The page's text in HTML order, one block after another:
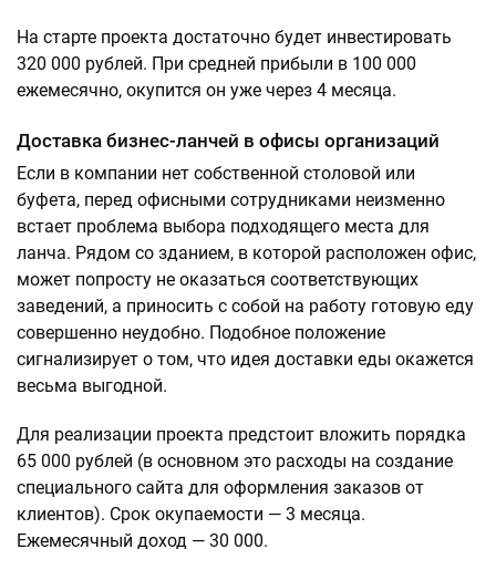
На старте проекта достаточно будет инвестировать
320 000 рублей. При средней прибыли в 100 000
ежемесячно, окупится он уже через 4 месяца.
Доставка бизнес-ланчей в офисы организаций
Если в компании нет собственной столовой или
буфета, перед офисными сотрудниками неизменно
встает проблема выбора подходящего места для
ланча. Рядом со зданием, в которой расположен офис,
может попросту не оказаться соответствующих
заведений, а приносить с собой на работу готовую еду
совершенно неудобно. Подобное положение
сигнализирует о том, что идея доставки еды окажется
весьма выгодной.
Для реализации проекта предстоит вложить порядка
65 000 рублей (в основном это расходы на создание
специального сайта для оформления заказов от
клиентов). Срок окупаемости — 3 месяца.
Ежемесячный доход — 30 000.